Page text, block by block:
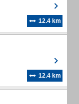
12.4 km
12.4 km